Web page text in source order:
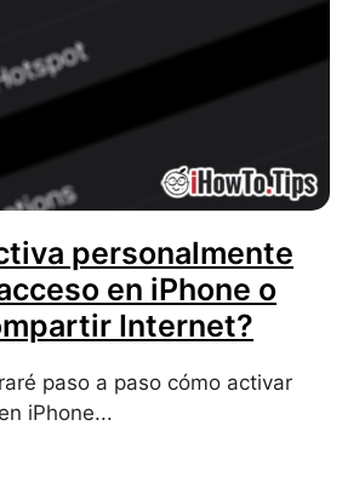
personalmente
en iPhone o
Internet?
paso a paso cómo activar
iPhone...